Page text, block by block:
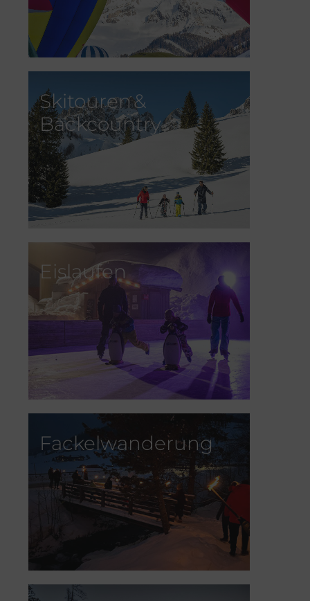
Skitouren &
Backcountry
Eislaufen
Fackelwanderung